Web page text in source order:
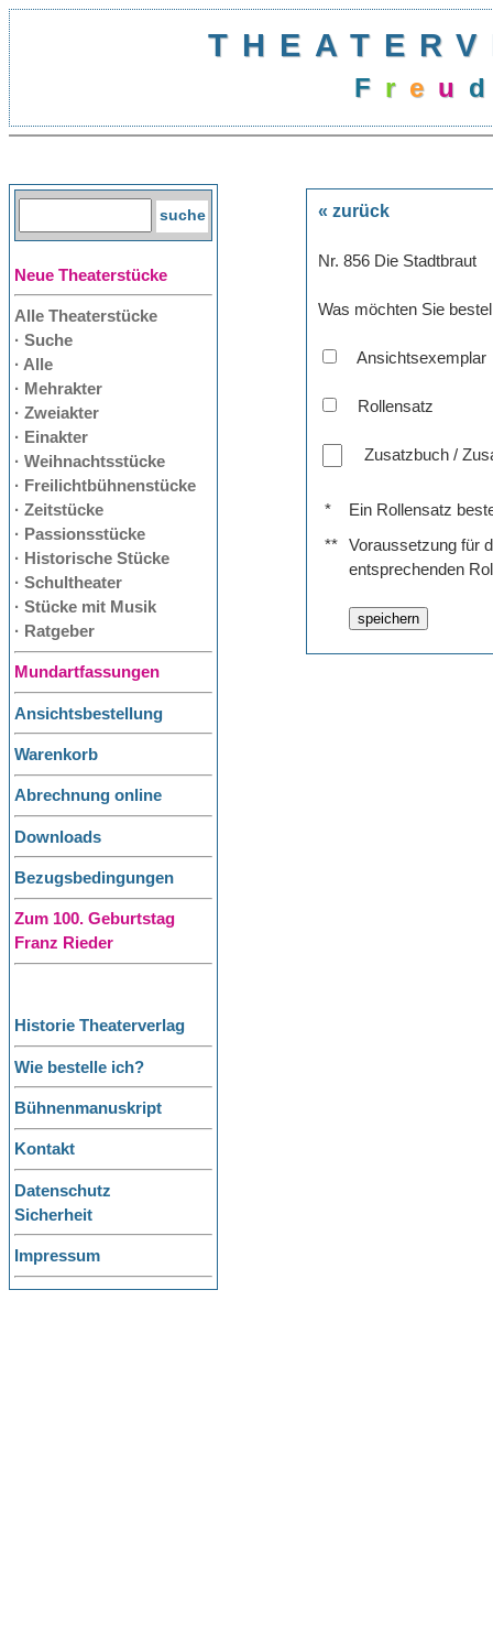
F r e u d
Neue Theaterstücke
Alle Theaterstücke
· Suche
· Alle
· Mehrakter
· Zweiakter
· Einakter
· Weihnachtsstücke
· Freilichtbühnenstücke
· Zeitstücke
· Passionsstücke
· Historische Stücke
· Schultheater
· Stücke mit Musik
· Ratgeber
Mundartfassungen
Ansichtsbestellung
Warenkorb
Abrechnung online
Downloads
Bezugsbedingungen
Zum 100. Geburtstag
Franz Rieder
Historie Theaterverlag
Wie bestelle ich?
Bühnenmanuskript
Kontakt
Datenschutz
Sicherheit
Impressum
« zurück
Nr. 856 Die Stadtbraut
Was möchten Sie
Ansichtsexemplar
Rollensatz
Zusatzbuch /
*
Ein Rollensatz
**
Voraussetzung für
entsprechenden